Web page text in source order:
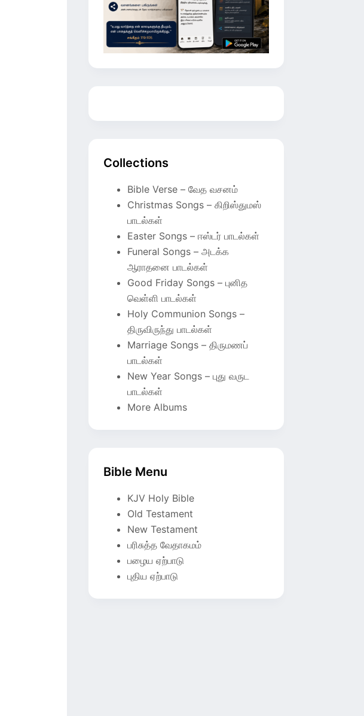
Collections
Bible Verse – வேத வசனம்
Christmas Songs – கிறிஸ்துமஸ்
பாடல்கள்
Easter Songs – ஈஸ்டர் பாடல்கள்
Funeral Songs – அடக்க
ஆராதனை பாடல்கள்
Good Friday Songs – புனித
வெள்ளி பாடல்கள்
Holy Communion Songs –
திருவிருந்து பாடல்கள்
Marriage Songs – திருமணப்
பாடல்கள்
New Year Songs – புது வருட
பாடல்கள்
More Albums
Bible Menu
KJV Holy Bible
Old Testament
New Testament
பரிசுத்த வேதாகமம்
பழைய ஏற்பாடு
புதிய ஏற்பாடு